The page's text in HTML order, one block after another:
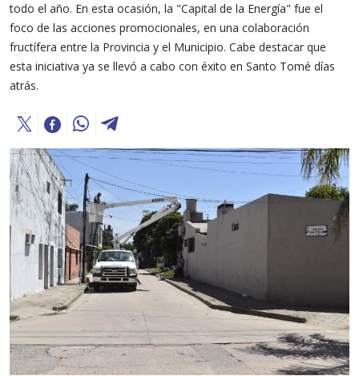
todo el año. En esta ocasión, la "Capital de la Energía" fue el
foco de las acciones promocionales, en una colaboración
fructífera entre la Provincia y el Municipio. Cabe destacar que
esta iniciativa ya se llevó a cabo con éxito en Santo Tomé días
atrás.